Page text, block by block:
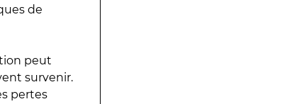
de
peut
survenir.
pertes